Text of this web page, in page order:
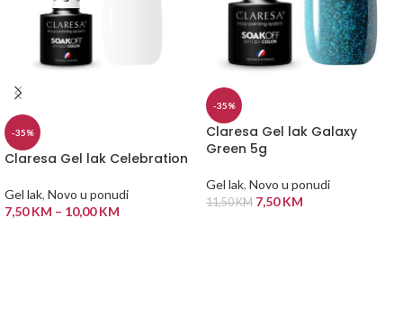
-35%
Claresa Gel lak Celebration
Gel lak, Novo u ponudi
7,50KM – 10,00KM
-35%
Claresa Gel lak Galaxy
Green 5g
Gel lak, Novo u ponudi
11,50KM 7,50KM